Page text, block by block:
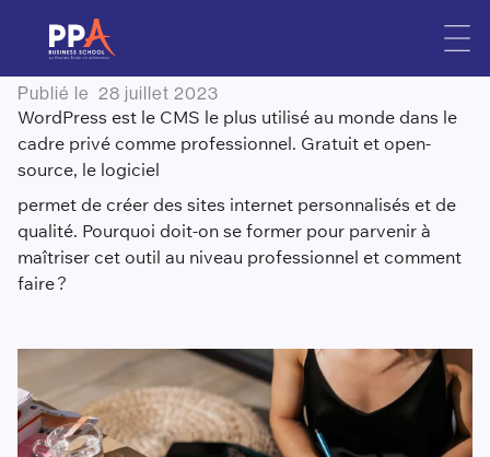
Formation WordPress :
comment maîtriser cet outil ?
Publié le 28 juillet 2023
WordPress est le CMS le plus utilisé au monde dans le
cadre privé comme professionnel. Gratuit et open-
source, le logiciel
permet de créer des sites internet personnalisés et de
qualité. Pourquoi doit-on se former pour parvenir à
maîtriser cet outil au niveau professionnel et comment
faire ?